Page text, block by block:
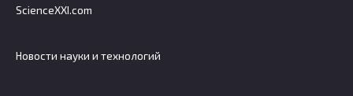
ScienceXXI.com
Новости науки и технологий